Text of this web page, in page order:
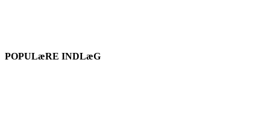
POPULæRE INDLæG